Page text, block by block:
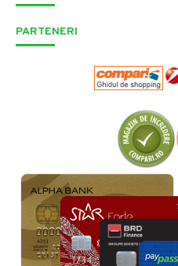
PARTENERI